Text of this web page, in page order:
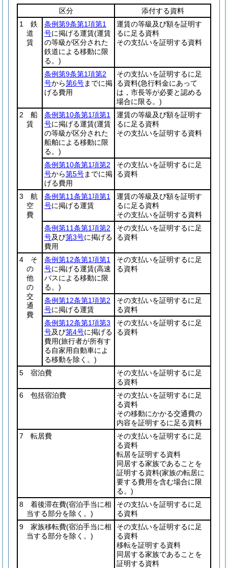
区分
添付する資料
1 鉄
道
賃
条例第9条第1項第1
号に掲げる運賃(運賃
の等級が区分された
鉄道による移動に限
る。)
運賃の等級及び額を証明す
るに足る資料
その支払いを証明する資料
条例第9条第1項第2
号から第6号までに掲
げる費用
その支払いを証明するに足
る資料(急行料金にあって
は，市長等が必要と認める
場合に限る。)
2 船
賃
条例第10条第1項第1
号に掲げる運賃(運賃
の等級が区分された
船舶による移動に限
る。)
運賃の等級及び額を証明す
るに足る資料
その支払いを証明する資料
条例第10条第1項第2
号から第5号までに掲
げる費用
その支払いを証明するに足
る資料
3 航
空
費
条例第11条第1項第1
号に掲げる運賃
運賃の等級及び額を証明す
るに足る資料
その支払いを証明する資料
条例第11条第1項第2
号及び第3号に掲げる
費用
その支払いを証明するに足
る資料
4 そ
の
他
の
交
通
費
条例第12条第1項第1
号に掲げる運賃(高速
バスによる移動に限
る。)
その支払いを証明するに足
る資料
条例第12条第1項第2
号に掲げる運賃
その支払いを証明するに足
る資料
条例第12条第1項第3
号及び第4号に掲げる
費用(旅行者が所有す
る自家用自動車によ
る移動を除く。)
その支払いを証明するに足
る資料
5 宿泊費
その支払いを証明するに足
る資料
6 包括宿泊費
その支払いを証明するに足
る資料
その移動にかかる交通費の
内容を証明するに足る資料
7 転居費
その支払いを証明するに足
る資料
転居を証明する資料
同居する家族であることを
証明する資料(家族の転居に
要する費用を含む場合に限
る。)
8 着後滞在費(宿泊手当に相
当する部分を除く。)
その支払いを証明するに足
る資料
9 家族移転費(宿泊手当に相
当する部分を除く。)
その支払いを証明するに足
る資料
移転を証明する資料
同居する家族であることを
証明する資料